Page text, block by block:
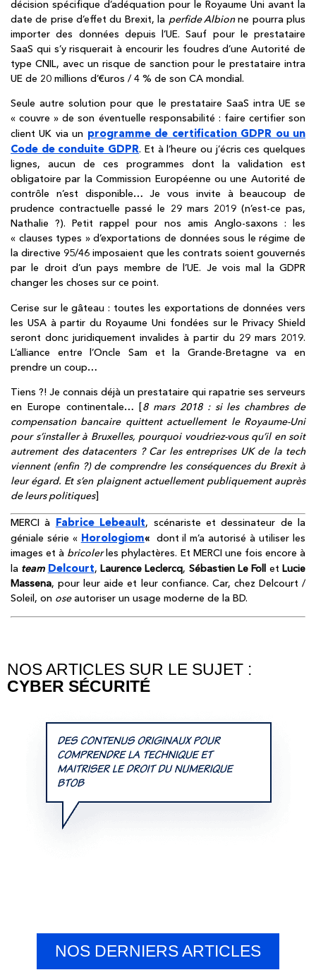
décision spécifique d’adéquation pour le Royaume Uni avant la
date de prise d’effet du Brexit, la perfide Albionne pourra plus
importer des données depuis l’UE. Sauf pour le prestataire
SaaS qui s’y risquerait à encourir les foudres d’une Autorité de
type CNIL, avec un risque de sanction pour le prestataire intra
UE de 20 millions d’€uros / 4 % de son CA mondial.
Seule autre solution pour que le prestataire SaaS intra UE se
« couvre » de son éventuelle responsabilité : faire certifier son
client UK via un programme de certification GDPR ou un
Code de conduite GDPR. Et à l’heure ou j’écris ces quelques
lignes, aucun de ces programmes dont la validation est
obligatoire par la Commission Européenne ou une Autorité de
contrôle n’est disponible… Je vous invite à beaucoup de
prudence contractuelle passé le 29 mars 2019 (n’est-ce pas,
Nathalie ?). Petit rappel pour nos amis Anglo-saxons : les
« clauses types » d’exportations de données sous le régime de
la directive 95/46 imposaient que les contrats soient gouvernés
par le droit d’un pays membre de l’UE. Je vois mal la GDPR
changer les choses sur ce point.
Cerise sur le gâteau : toutes les exportations de données vers
les USA à partir du Royaume Uni fondées sur le Privacy Shield
seront donc juridiquement invalides à partir du 29 mars 2019.
L’alliance entre l’Oncle Sam et la Grande-Bretagne va en
prendre un coup…
Tiens ?! Je connais déjà un prestataire qui rapatrie ses serveurs
en Europe continentale… [8 mars 2018 : si les chambres de
compensation bancaire quittent actuellement le Royaume-Uni
pour s’installer à Bruxelles, pourquoi voudriez-vous qu’il en soit
autrement des datacenters ? Car les entreprises UK de la tech
viennent (enfin ?) de comprendre les conséquences du Brexit à
leur égard. Et s’en plaignent actuellement publiquement auprès
de leurs politiques]
MERCI à Fabrice Lebeault, scénariste et dessinateur de la
géniale série « Horologiom« dont il m’a autorisé à utiliser les
images et à bricolerles phylactères. Et MERCI une fois encore à
la team Delcourt,Laurence Leclercq, Sébastien Le Foll etLucie
Massena, pour leur aide et leur confiance. Car, chez Delcourt /
Soleil, on oseautoriser un usage moderne de la BD.
NOS ARTICLES SUR LE SUJET :
CYBER SÉCURITÉ
NOS DERNIERS ARTICLES